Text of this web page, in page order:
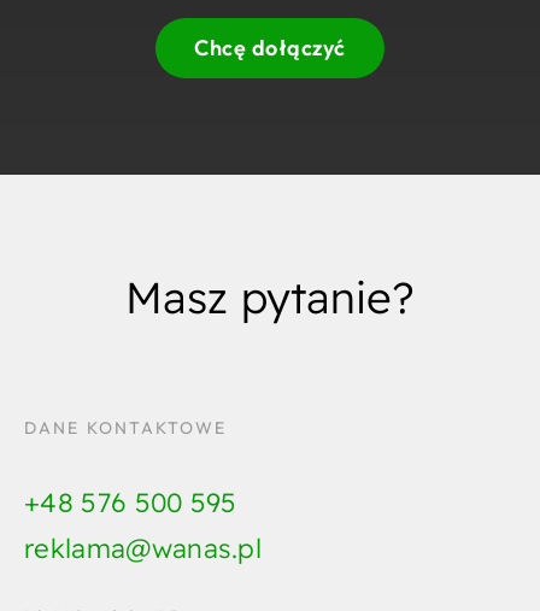
Chcę dołączyć
Masz pytanie?
DANE KONTAKTOWE
+48 576 500 595
reklama@wanas.pl